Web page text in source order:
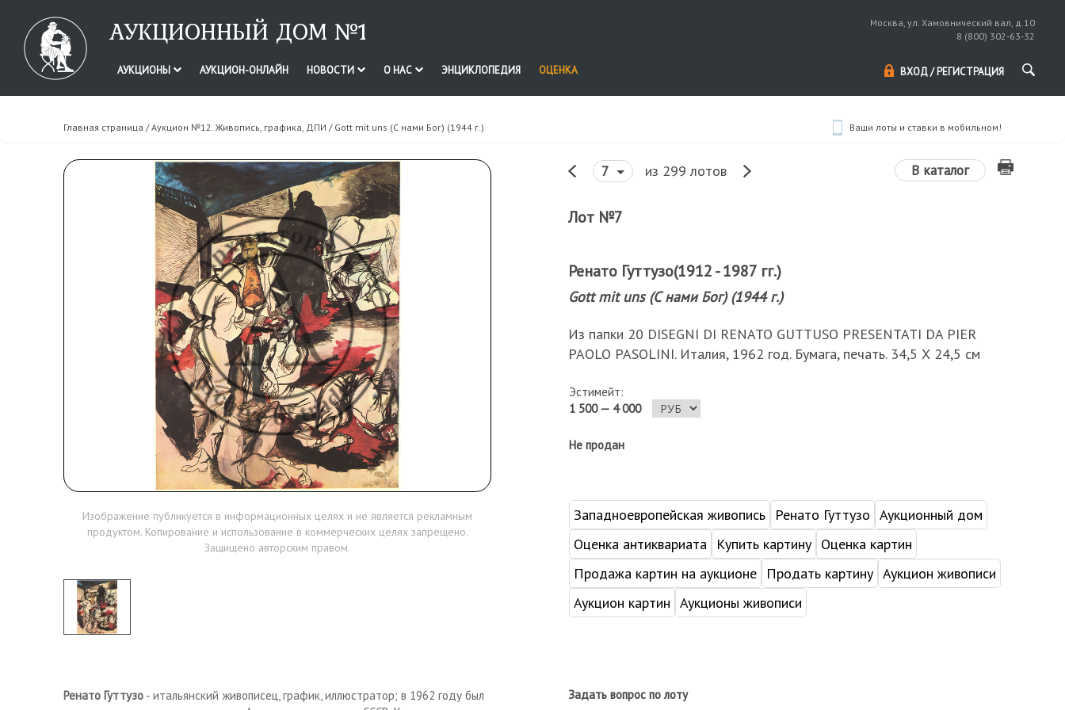
АУКЦИОННЫЙ ДОМ №1
Москва, ул. Хамовнический вал, д.10
8 (800) 302-63-32
АУКЦИОНЫ АУКЦИОН-ОНЛАЙН НОВОСТИ О НАС ЭНЦИКЛОПЕДИЯ ОЦЕНКА ВХОД / РЕГИСТРАЦИЯ
Главная страница /Аукцион №12. Живопись, графика, ДПИ / Gott mit uns (С нами Бог) (1944 г.) Ваши лоты и ставки в мобильном!
Изображение публикуется в информационных целях и не является рекламным
продуктом. Копирование и использование в коммерческих целях запрещено.
Защищено авторским правом.
7 из 299 лотов В каталог
Лот №7
Ренато Гуттузо(1912 - 1987 гг.)
Gott mit uns (С нами Бог) (1944 г.)
Из папки 20 DISEGNI DI RENATO GUTTUSO PRESENTATI DA PIER
PAOLO PASOLINI. Италия, 1962 год. Бумага, печать. 34,5 Х 24,5 см
Эстимейт:
1 500 — 4 000
Не продан
Западноевропейская живопись Ренато Гуттузо Аукционный дом
Оценка антиквариата
Купить картину Оценка картин
Продажа картин на аукционе
Продать картину Аукцион живописи
Аукцион картин Аукционы живописи
Ренато Гуттузо - итальянский живописец, график, иллюстратор; в 1962 году был
Задать вопрос по лоту